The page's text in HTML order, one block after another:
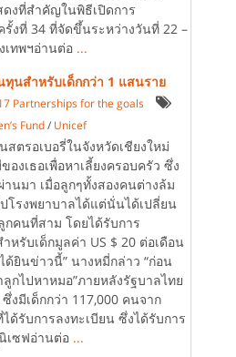
ดงที่สำคัญในพิธีเปิดการ
งที่ 34 ที่จัดขึ้นระหว่างวันที่ 22 –
เทพฯอ่านต่อ ...
นสำหรับเด็กกว่า 1 แสนราย
Partnerships for the goals
Fund / Unicef
ตรอเบอรี่ในจังหวัดเชียงใหม่
องเธอเพื่อหาเลี้ยงครอบครัว ซึ่ง
นมา เมื่อลูกๆทั้งสองคนต่างล้ม
โรงพยาบาลได้แต่นั่นได้เปลี่ยน
กคนที่สาม โดยได้รับการ
รับเด็กมูลค่า US $ 20 ต่อเดือน
ยินข่าวนี้” นางหมี่กล่าว “ก่อน
กไปหาหมอ”ภายหลังรัฐบาลไทย
มีเด็กกว่า 117,000 คนจาก
ด้รับการลงทะเบียน ซึ่งได้รับการ
เซฟอ่านต่อ ...